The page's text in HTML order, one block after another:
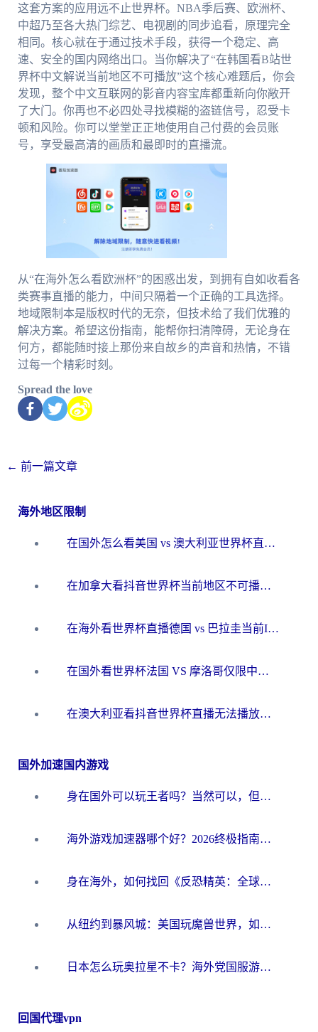
这套方案的应用远不止世界杯。NBA季后赛、欧洲杯、
中超乃至各大热门综艺、电视剧的同步追看，原理完全
相同。核心就在于通过技术手段，获得一个稳定、高
速、安全的国内网络出口。当你解决了“在韩国看B站世
界杯中文解说当前地区不可播放”这个核心难题后，你会
发现，整个中文互联网的影音内容宝库都重新向你敞开
了大门。你再也不必四处寻找模糊的盗链信号，忍受卡
顿和风险。你可以堂堂正正地使用自己付费的会员账
号，享受最高清的画质和最即时的直播流。
从“在海外怎么看欧洲杯”的困惑出发，到拥有自如收看各
类赛事直播的能力，中间只隔着一个正确的工具选择。
地域限制本是版权时代的无奈，但技术给了我们优雅的
解决方案。希望这份指南，能帮你扫清障碍，无论身在
何方，都能随时接上那份来自故乡的声音和热情，不错
过每一个精彩时刻。
Spread the love
← 前一篇文章
海外地区限制
在国外怎么看美国 vs 澳大利亚世界杯直播？海外党必藏的中文解说观赛指南
在加拿大看抖音世界杯当前地区不可播放？海外党体育观赛终极指南
在海外看世界杯直播德国 vs 巴拉圭当前IP受限制？这篇指南帮你轻松解决地区限制
在国外看世界杯法国 VS 摩洛哥仅限中国大陆？别让地域限制拦下你的欢呼
在澳大利亚看抖音世界杯直播无法播放？海外党体育观赛终极指南来了！
国外加速国内游戏
身在国外可以玩王者吗？当然可以，但你需要这份“加速”指南
海外游戏加速器哪个好？2026终极指南帮你畅玩国服+解决卡顿难题
身在海外，如何找回《反恐精英：全球攻势》国服的丝滑手感？一份给你的终极指南
从纽约到暴风城：美国玩魔兽世界，如何找到你的最佳网络航线
日本怎么玩奥拉星不卡？海外党国服游戏加速器选择全攻略
回国代理vpn